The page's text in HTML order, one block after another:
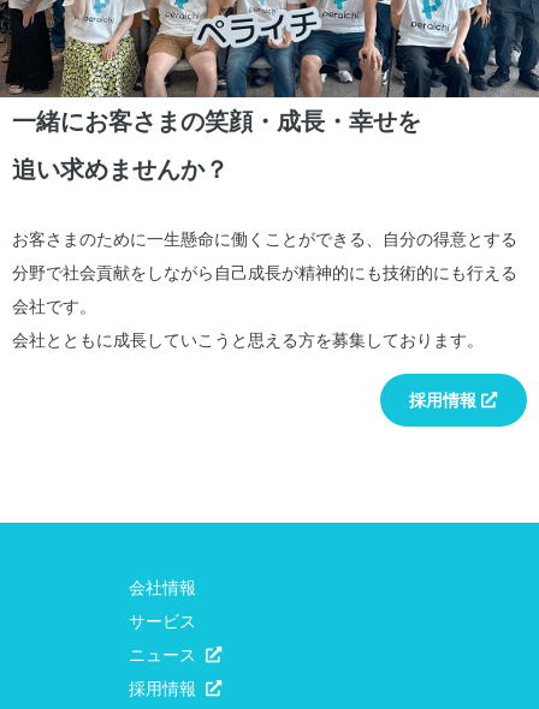
一緒にお客さまの笑顔・成長・幸せを
追い求めませんか？
お客さまのために一生懸命に働くことができる、自分の得意とする
分野で社会貢献をしながら自己成長が精神的にも技術的にも行える
会社です。
会社とともに成長していこうと思える方を募集しております。
採用情報
会社情報
サービス
ニュース
採用情報